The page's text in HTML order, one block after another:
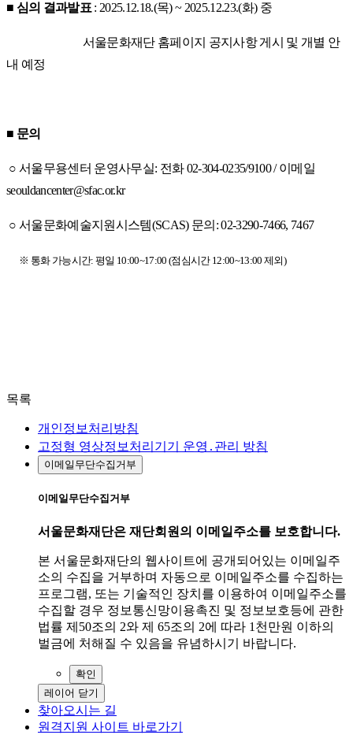
■ 심의 결과발표 : 2025.12.18.(목) ~ 2025.12.23.(화) 중
서울문화재단 홈페이지 공지사항 게시 및 개별 안
내 예정
■ 문의
○서울무용센터 운영사무실: 전화02-304-0235/9100 /이메일
seouldancenter@sfac.or.kr
○ 서울문화예술지원시스템(SCAS) 문의: 02-3290-7466, 7467
※ 통화 가능시간: 평일 10:00~17:00 (점심시간 12:00~13:00 제외)
목록
개인정보처리방침
고정형 영상정보처리기기 운영․관리 방침
이메일무단수집거부
이메일무단수집거부
서울문화재단은 재단회원의 이메일주소를 보호합니다.
본 서울문화재단의 웹사이트에 공개되어있는 이메일주
소의 수집을 거부하며 자동으로 이메일주소를 수집하는
프로그램, 또는 기술적인 장치를 이용하여 이메일주소를
수집할 경우 정보통신망이용촉진 및 정보보호등에 관한
법률 제50조의 2와 제 65조의 2에 따라 1천만원 이하의
벌금에 처해질 수 있음을 유념하시기 바랍니다.
확인
레이어 닫기
찾아오시는 길
원격지원 사이트 바로가기